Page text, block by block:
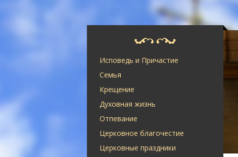
Исповедь и Причастие
Семья
Крещение
Духовная жизнь
Отпевание
Церковное благочестие
Церковные праздники